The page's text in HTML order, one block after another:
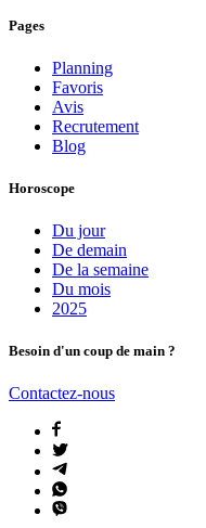
Pages
Planning
Favoris
Avis
Recrutement
Blog
Horoscope
Du jour
De demain
De la semaine
Du mois
2025
Besoin d'un coup de main ?
Contactez-nous